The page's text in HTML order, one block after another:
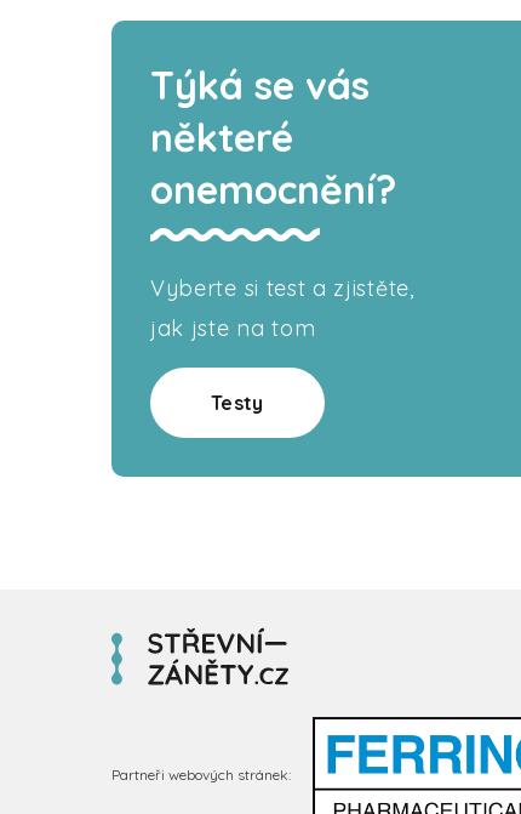
Týká se vás
některé
onemocnění?
Vyberte si test a zjistěte,
jak jste na tom
Testy
Partneři webových stránek: